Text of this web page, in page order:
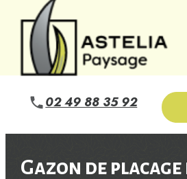
02 49 88 35 92
Gazon de placage
Panneau de gestion des cookies